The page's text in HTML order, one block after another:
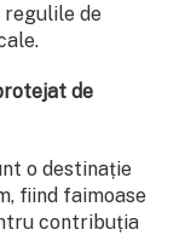
regulile de
de
o destinație
fiind faimoase
contribuția